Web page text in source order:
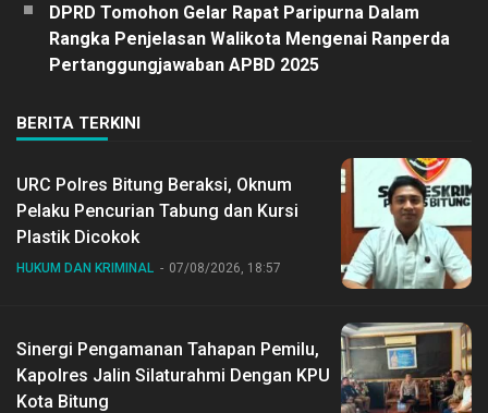
DPRD Tomohon Gelar Rapat Paripurna Dalam
Rangka Penjelasan Walikota Mengenai Ranperda
Pertanggungjawaban APBD 2025
BERITA TERKINI
URC Polres Bitung Beraksi, Oknum
Pelaku Pencurian Tabung dan Kursi
Plastik Dicokok
HUKUM DAN KRIMINAL 07/08/2026, 18:57
Sinergi Pengamanan Tahapan Pemilu,
Kapolres Jalin Silaturahmi Dengan KPU
Kota Bitung